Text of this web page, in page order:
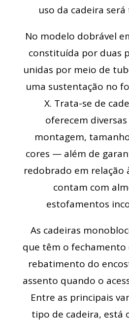
uso da cadeira
No modelo dobrável
constituída por duas
unidas por meio de
uma sustentação no
X. Trata-se de
oferecem
montagem,
cores — além de
redobrado em relação
contam com
estofamentos
As cadeiras
que têm o fechamento
rebatimento do
assento quando o
Entre as principais
tipo de cadeira, está